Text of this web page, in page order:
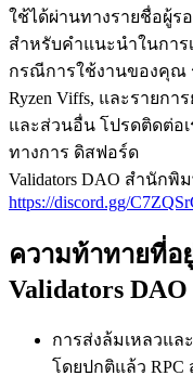
ใช้ได้ผ่านทางรายชื่อผู้ร
สําหรับคําแนะนําในกา
กรณีการใช้งานของคุณ
Ryzen Viffs, และรายกา
และส่วนอื่น โปรดติดต่อเ
ทางการ ดิสฟอร์ด
Validators DAO สํานักพิ
https://discord.gg/
ความท้าทายที่อ
Validators DAO
การส่งล้มเหลวแ
โดยปกติแล้ว